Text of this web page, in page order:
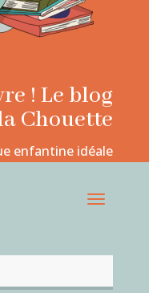
! Le blog
Chouette
enfantine idéale